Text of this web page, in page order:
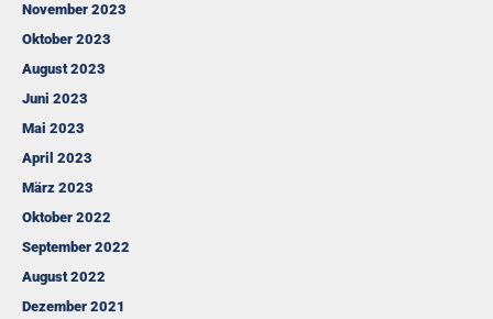
November 2023
Oktober 2023
August 2023
Juni 2023
Mai 2023
April 2023
März 2023
Oktober 2022
September 2022
August 2022
Dezember 2021